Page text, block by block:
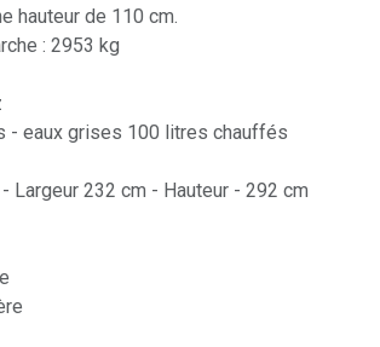
hauteur de 110 cm.
: 2953 kg
- eaux grises 100 litres chauffés
Largeur 232 cm - Hauteur - 292 cm